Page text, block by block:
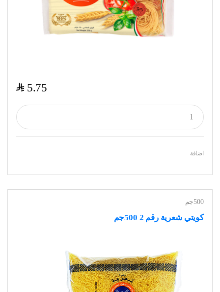
5.75
$
اضافة
500جم
كويتي شعرية رقم 2 500جم